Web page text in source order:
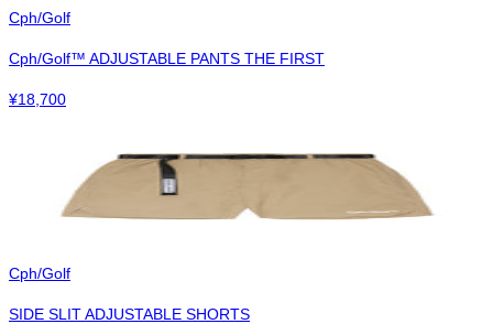
Cph/Golf
Cph/Golf™︎ ADJUSTABLE PANTS THE FIRST
¥18,700
Cph/Golf
SIDE SLIT ADJUSTABLE SHORTS